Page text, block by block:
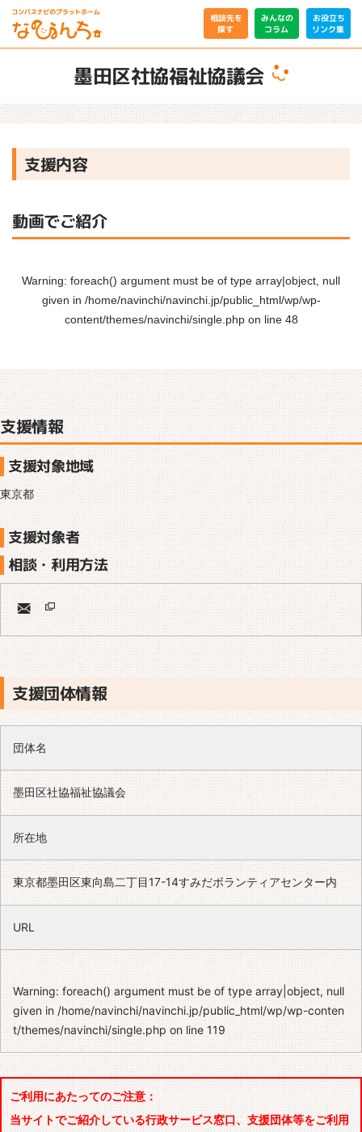
相談先を
探す
みんなの
コラム
お役立ち
リンク集
墨田区社協福祉協議会
支援内容
動画でご紹介
Warning: foreach() argument must be of type array|object, null
given in /home/navinchi/navinchi.jp/public_html/wp/wp-
content/themes/navinchi/single.phpon line 48
支援情報
支援対象地域
東京都
支援対象者
相談・利用方法
支援団体情報
団体名
墨田区社協福祉協議会
所在地
東京都墨田区東向島二丁目17-14すみだボランティアセンター内
URL
Warning: foreach() argument must be of type array|object, null
given in/home/navinchi/navinchi.jp/public_html/wp/wp-conten
t/themes/navinchi/single.php on line119
ご利用にあたってのご注意：
当サイトでご紹介している行政サービス窓口、支援団体等をご利用